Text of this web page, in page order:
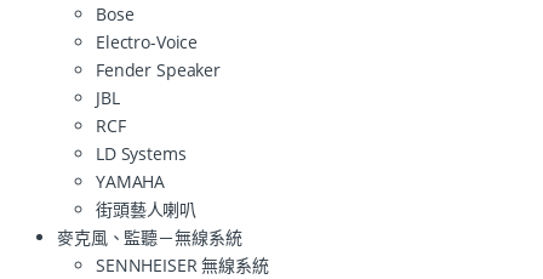
Bose
Electro-Voice
Fender Speaker
JBL
RCF
LD Systems
YAMAHA
街頭藝人喇叭
麥克風、監聽－無線系統
SENNHEISER 無線系統